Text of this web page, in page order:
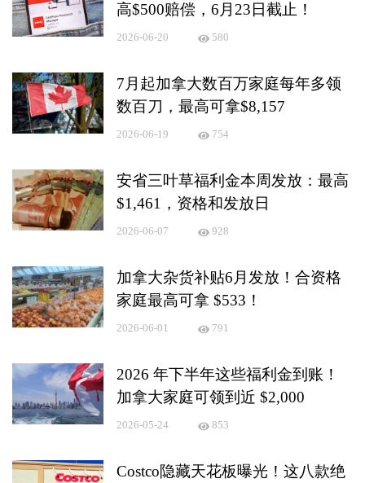
高$500赔偿，6月23日截止！
2026-06-20 580
7月起加拿大数百万家庭每年多领
数百刀，最高可拿$8,157
2026-06-19 754
安省三叶草福利金本周发放：最高
$1,461，资格和发放日
2026-06-07 928
加拿大杂货补贴6月发放！合资格
家庭最高可拿 $533！
2026-06-01 791
2026 年下半年这些福利金到账！
加拿大家庭可领到近 $2,000
2026-05-24 853
Costco隐藏天花板曝光！这八款绝